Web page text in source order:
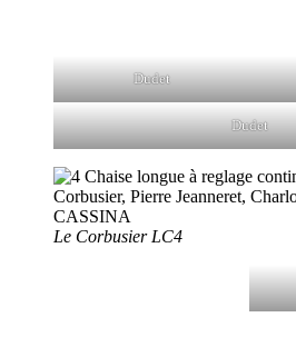
Dudet
Dudet
Le Corbusier LC4